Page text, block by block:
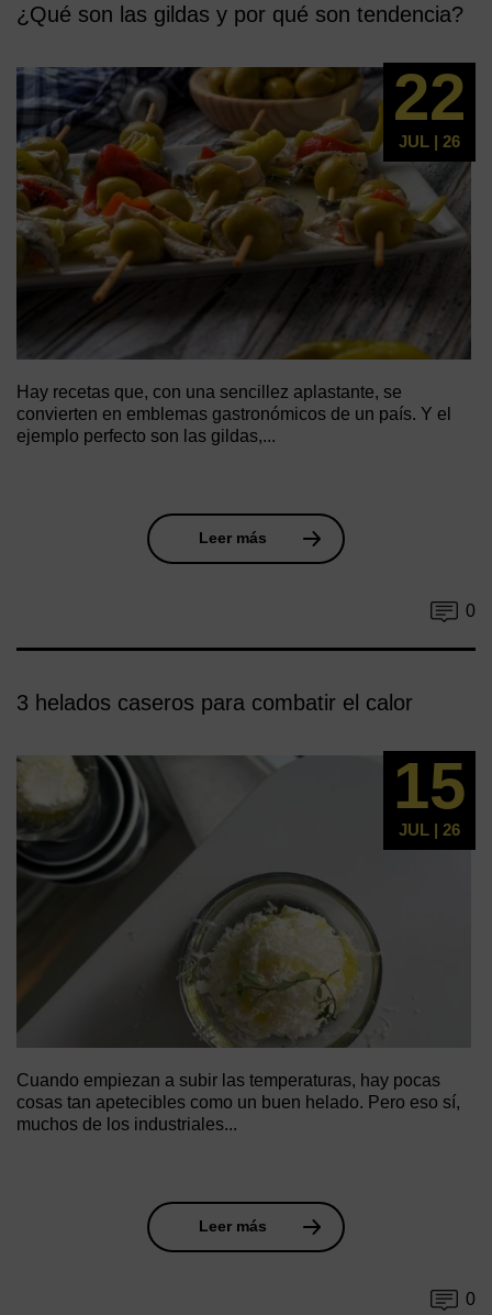
¿Qué son las gildas y por qué son tendencia?
22
JUL | 26
Hay recetas que, con una sencillez aplastante, se
convierten en emblemas gastronómicos de un país. Y el
ejemplo perfecto son las gildas,...
Leer más
0
3 helados caseros para combatir el calor
15
JUL | 26
Cuando empiezan a subir las temperaturas, hay pocas
cosas tan apetecibles como un buen helado. Pero eso sí,
muchos de los industriales...
Leer más
0